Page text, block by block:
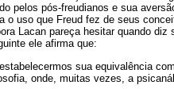
pelos pós-freudianos e sua
uso que Freud fez de seus
Lacan pareça hesitar quando diz
ele afirma que:
sua equivalência
onde, muitas vezes, a